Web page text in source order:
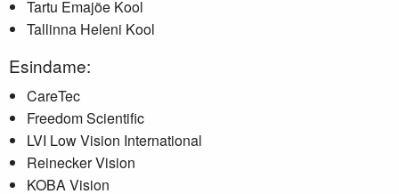
Tartu Emajõe Kool
Tallinna Heleni Kool
Esindame:
CareTec
Freedom Scientific
LVI Low Vision International
Reinecker Vision
KOBA Vision